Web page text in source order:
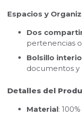
Espacios y
Dos
pertenencias
Bolsillo
documentos y
Detalles del
Material: